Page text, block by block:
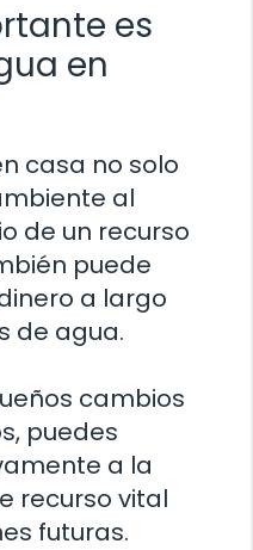
es
en
casa no solo
al
de un recurso
puede
a largo
de agua.
cambios
puedes
a la
recurso vital
futuras.